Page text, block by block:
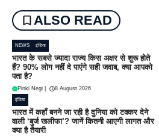
ALSO READ
NEWS इंडिया
भारत के सबसे ज्यादा राज्य किस अक्षर से शुरू होते
हैं? 90% लोग नहीं दे पाएंगे सही जवाब, क्या आपको
पता है?
Pinki Negi 8 August 2026
इंडिया
भारत में कहाँ बनने जा रही है दुनिया को टक्कर देने
वाली ‘बुर्ज खलीफा’? जानें कितनी आएगी लागत और
क्या है तैयारी